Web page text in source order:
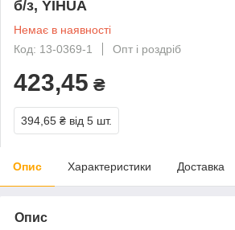
б/з, YIHUA
Немає в наявності
Код: 13-0369-1
Опт і роздріб
423,45 ₴
394,65 ₴ від 5 шт.
Опис Характеристики Доставка
Опис